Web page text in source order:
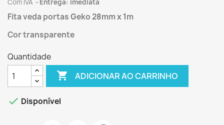
Com IVA Entrega: imediata
Fita veda portas Geko 28mm x 1m
Cor transparente
Quantidade
 ADICIONAR AO CARRINHO
 Disponível